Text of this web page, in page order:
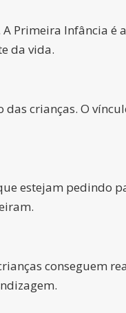
Primeira Infância é
da vida.
crianças. O
estejam pedindo
conseguem